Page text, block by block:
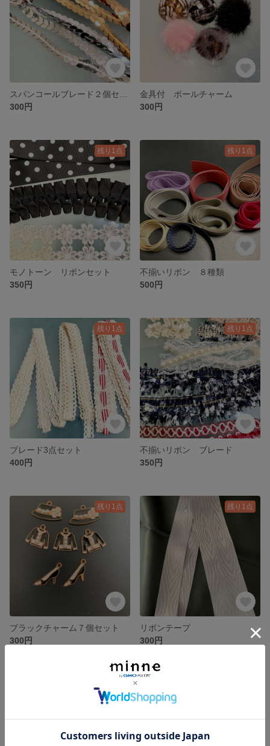
300円
金具付 ボールチャーム
300円
残り1点
モノトーン リボンセット
350円
残り1点
不揃いリボン ８種類
500円
残り1点
ブレード3点セット
400円
残り1点
不揃いリボン ブレード
350円
残り1点
ブラックチャーム７個セット
300円
残り1点
リボンテープ
300円